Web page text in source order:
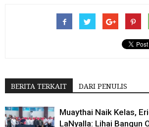
BERITA TERKAIT DARI PENULIS
Muaythai Naik Kelas,
LaNyalla: Lihai Bangun